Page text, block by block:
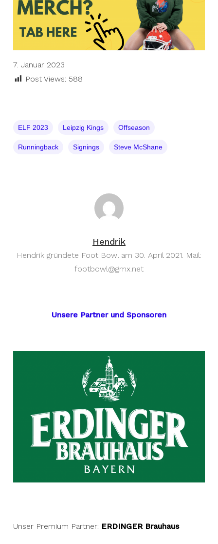
7. Januar 2023
Post Views: 588
ELF 2023 Leipzig Kings Offseason
Runningback Signings Steve McShane
Hendrik
Hendrik gründete Foot Bowl am 30. April 2021. Mail:
footbowl@gmx.net
Unsere Partner und Sponsoren
Unser Premium Partner: ERDINGER Brauhaus